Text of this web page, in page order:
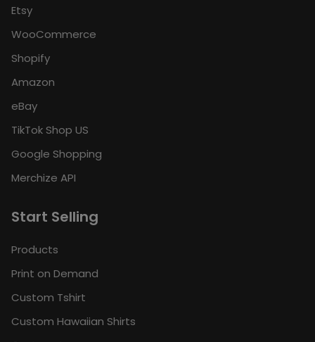
Etsy
WooCommerce
Shopify
Amazon
eBay
TikTok Shop US
Google Shopping
Merchize API
Start Selling
Products
Print on Demand
Custom Tshirt
Custom Hawaiian Shirts